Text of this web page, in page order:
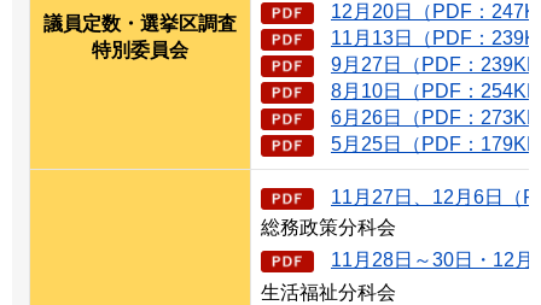
議員定数・選挙区調査
特別委員会
12月20日（PDF：
11月13日（PDF：
9月27日（PDF：
8月10日（PDF：
6月26日（PDF：
5月25日（PDF：
11月27日、12月6日（
総務政策分科会
11月28日～30日・12
生活福祉分科会